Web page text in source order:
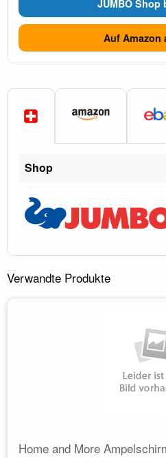
JUMBO Shop
Auf Amazon
Shop
Verwandte Produkte
Home and More